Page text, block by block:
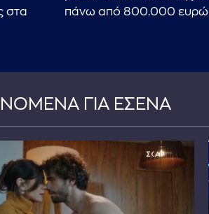
στα
πάνω από 800.000 ευρώ
ΓΙΑ ΕΣΕΝΑ